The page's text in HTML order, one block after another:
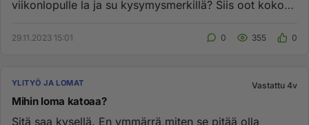
viikonlopulle la ja su kysymysmerkillä? Siis oot koko
29.11.2023 15:01 0 355 0
YLITYÖ JA LOMAT Vastattu 4v
Mihin loma katoaa?
Sitä saa kysellä. En ymmärrä,miten se pitää olla